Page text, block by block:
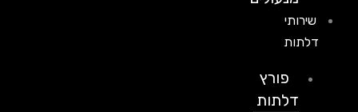
שירותי
דלתות
פורץ
דלתות